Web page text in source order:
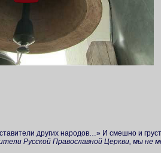
других народов…» И смешно и
Русской Православной Церкви, мы не